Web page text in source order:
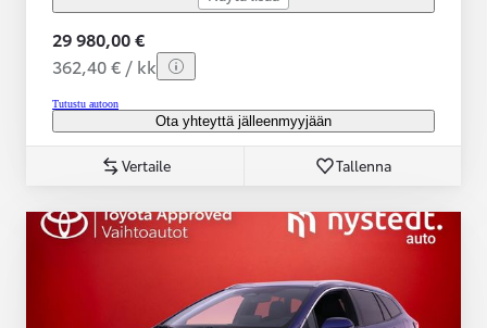
29 980,00 €
362,40 € / kk
Tutustu autoon
Ota yhteyttä jälleenmyyjään
Vertaile Tallenna